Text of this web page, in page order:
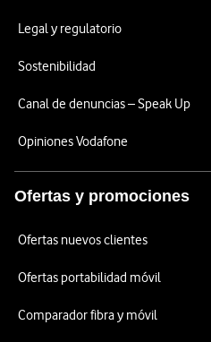
Legal y regulatorio
Sostenibilidad
Canal de denuncias – Speak Up
Opiniones Vodafone
Ofertas y promociones
Ofertas nuevos clientes
Ofertas portabilidad móvil
Comparador fibra y móvil